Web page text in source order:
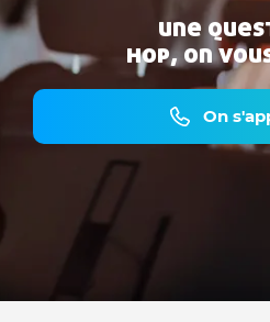
une
hop, on
On